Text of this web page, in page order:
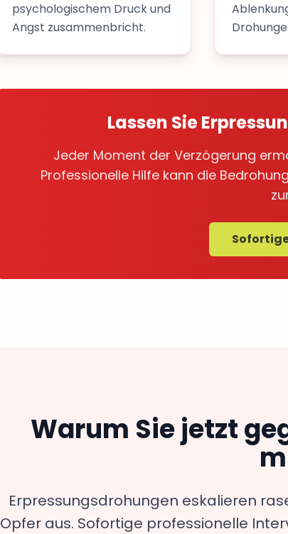
psychologischem Druck und
Angst zusammenbricht.
Lassen Sie
Jeder Moment der Verzögerung
Professionelle Hilfe kann die
Warum Sie jetzt
Erpressungsdrohungen eskalieren
Opfer aus. Sofortige professionelle